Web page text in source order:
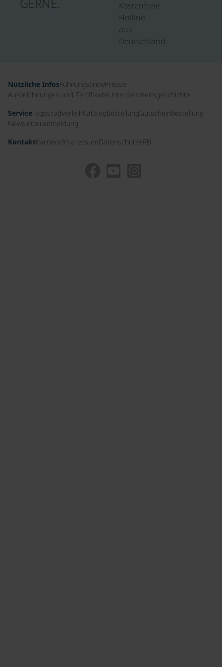
Kostenfreie
Hotline
aus
Deutschland
Nützliche InfosFührungscrewPresse
Auszeichnungen und ZertifikateUnternehmensgeschichte
ServiceTagesradverleihKatalogbestellungGutscheinbestellung
Newsletteranmeldung
KontaktKarriereImpressum DatenschutzARB